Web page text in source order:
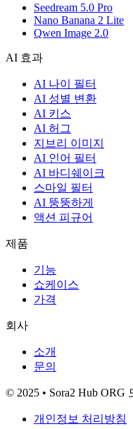
Seedream 5.0 Pro
Nano Banana 2 Lite
Qwen Image 2.0
AI 효과
AI 나이 필터
AI 성별 변환
AI 키스
AI 허그
지브리 이미지
AI 인어 필터
AI 바디쉐이크
스마일 필터
AI 뚱뚱하게
액션 피규어
제품
기능
쇼케이스
가격
회사
소개
문의
© 2025 • Sora2 Hub ORG
개인정보 처리방침